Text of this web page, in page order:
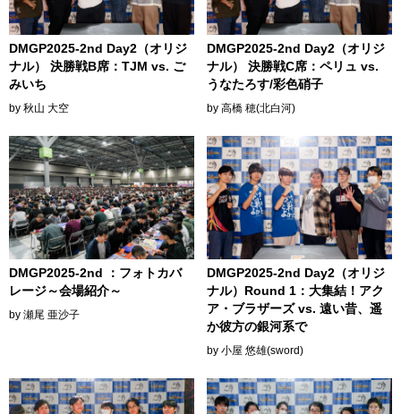
DMGP2025-2nd Day2（オリジ
ナル） 決勝戦B席：TJM vs. ご
みいち
by 秋山 大空
DMGP2025-2nd Day2（オリジ
ナル） 決勝戦C席：ペリュ vs.
うなたろす/彩色硝子
by 高橋 穂(北白河)
DMGP2025-2nd ：フォトカバ
レージ～会場紹介～
by 瀬尾 亜沙子
DMGP2025-2nd Day2（オリジ
ナル）Round 1：大集結！アク
ア・ブラザーズ vs. 遠い昔、遥
か彼方の銀河系で
by 小屋 悠雄(sword)